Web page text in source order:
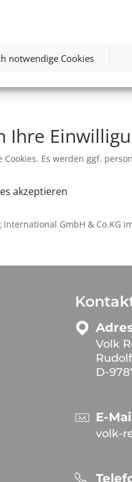
notwendige Cookies
Ihre
Es werden ggf.
akzeptieren
GmbH & Co.KG
Volk
D-
E-
volk-